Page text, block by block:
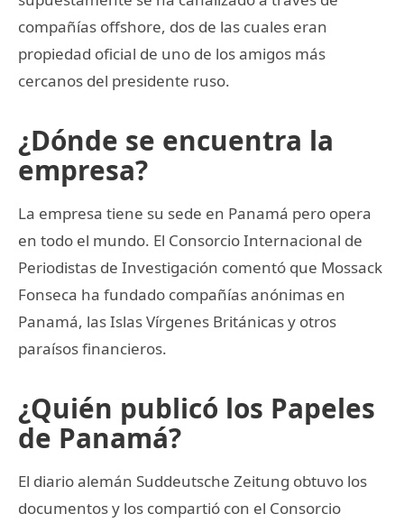
compañías offshore, dos de las cuales eran
propiedad oficial de uno de los amigos más
cercanos del presidente ruso.
¿Dónde se encuentra la
empresa?
La empresa tiene su sede en Panamá pero opera
en todo el mundo. El Consorcio Internacional de
Periodistas de Investigación comentó que Mossack
Fonseca ha fundado compañías anónimas en
Panamá, las Islas Vírgenes Británicas y otros
paraísos financieros.
¿Quién publicó los Papeles
de Panamá?
El diario alemán Suddeutsche Zeitung obtuvo los
documentos y los compartió con el Consorcio